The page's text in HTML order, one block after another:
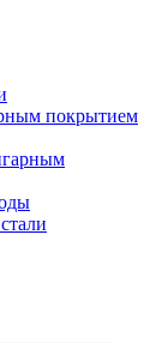
покрытием